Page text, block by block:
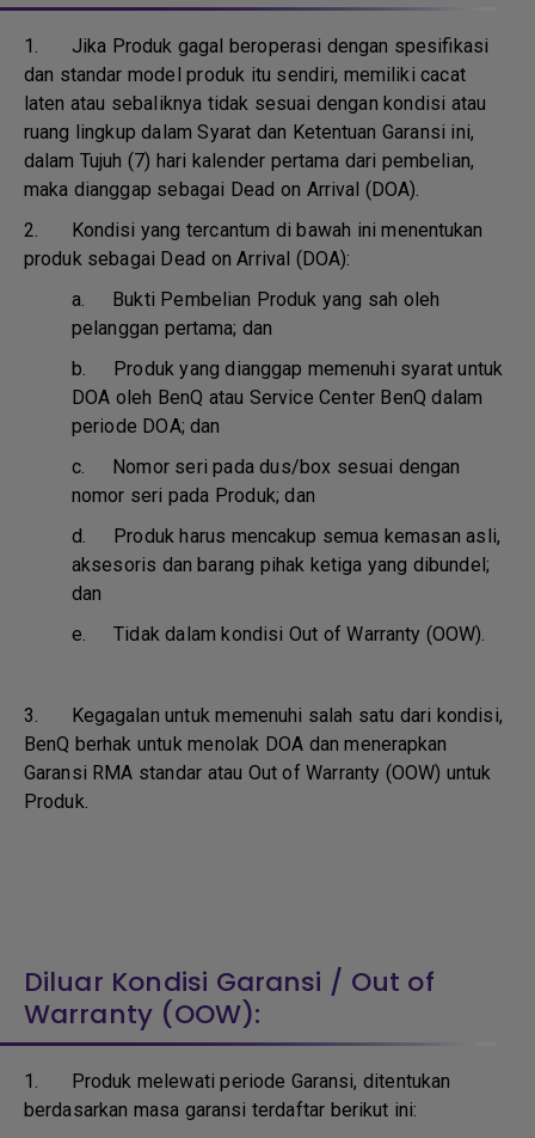
1. Jika Produk gagal beroperasi dengan spesifikasi
dan standar model produk itu sendiri, memiliki cacat
laten atau sebaliknya tidak sesuai dengan kondisi atau
ruang lingkup dalam Syarat dan Ketentuan Garansi ini,
dalam Tujuh (7) hari kalender pertama dari pembelian,
maka dianggap sebagai Dead on Arrival (DOA).
2. Kondisi yang tercantum di bawah ini menentukan
produk sebagai Dead on Arrival (DOA):
a. Bukti Pembelian Produk yang sah oleh
pelanggan pertama; dan
b. Produk yang dianggap memenuhi syarat untuk
DOA oleh BenQ atau Service Center BenQ dalam
periode DOA; dan
c. Nomor seri pada dus/box sesuai dengan
nomor seri pada Produk; dan
d. Produk harus mencakup semua kemasan asli,
aksesoris dan barang pihak ketiga yang dibundel;
dan
e.Tidak dalam kondisi Out of Warranty (OOW).
3. Kegagalan untuk memenuhi salah satu dari kondisi,
BenQ berhak untuk menolak DOA dan menerapkan
Garansi RMA standar atau Out of Warranty (OOW) untuk
Produk.
Diluar Kondisi Garansi / Out of
Warranty (OOW):
1. Produk melewati periode Garansi, ditentukan
berdasarkan masa garansi terdaftar berikut ini: